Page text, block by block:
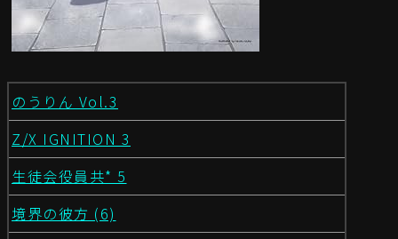
のうりん Vol.3
Z/X IGNITION 3
生徒会役員共* 5
境界の彼方 (6)